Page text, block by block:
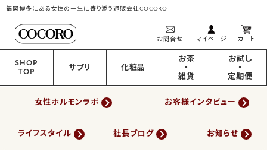
福岡博多にある女性の一生に寄り添う通販会社COCORO
お問合せ マイページ カート
SHOP
TOP
サプリ 化粧品
お茶
・
雑貨
お試し
・
定期便
女性ホルモンラボ お客様インタビュー
ライフスタイル 社長ブログ お知らせ